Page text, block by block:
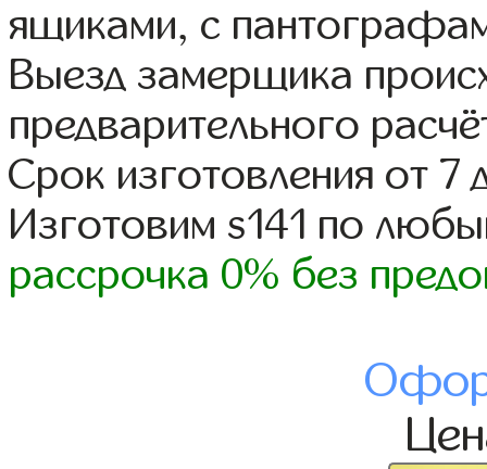
ящиками, с
Выезд замерщика
предварительного
Срок изготовления от 7
Изготовим s141 по
рассрочка 0% без